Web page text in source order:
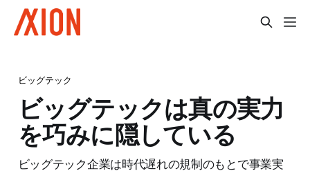
ビッグテック
ビッグテックは真の実力
を巧みに隠している
ビッグテック企業は時代遅れの規制のもとで事業実